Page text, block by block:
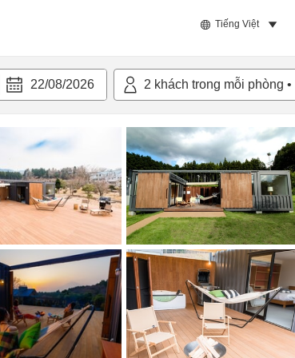
Tiếng Việt
22/08/2026 2 khách trong mỗi phòng •